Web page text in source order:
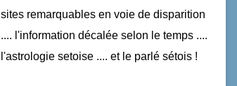
sites remarquables en voie de disparition
.... l'information décalée selon le temps ....
l'astrologie setoise .... et le parlé sétois !